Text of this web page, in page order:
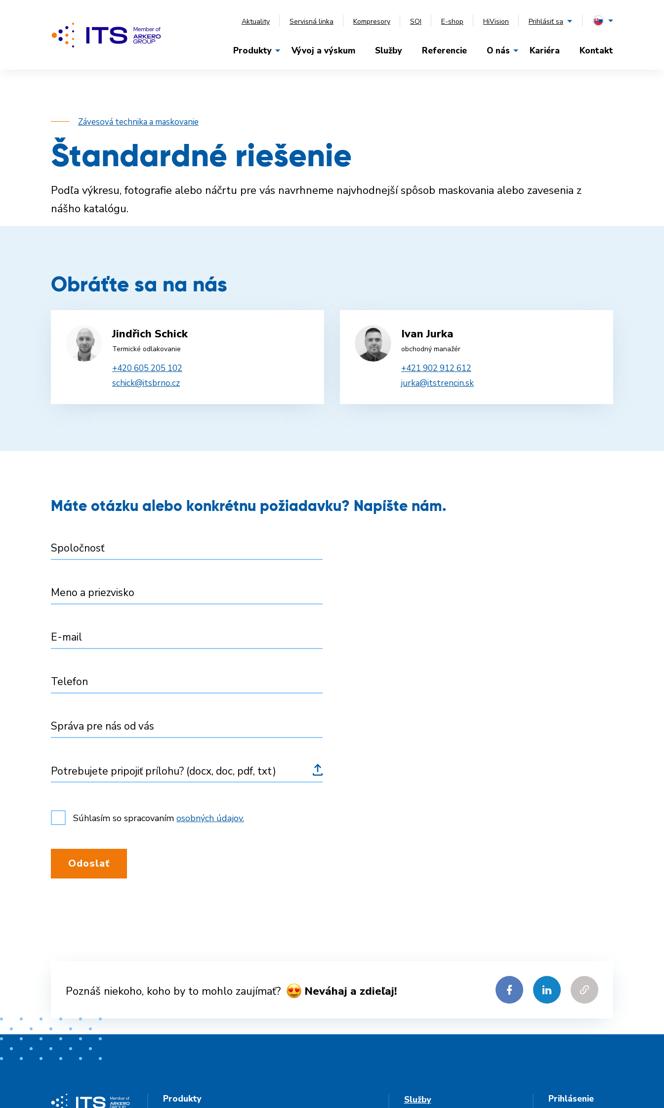
Aktuality Servisná linka Kompresory SQI E-shop HiVision Prihlásiť sa
Produkty Vývoj a výskum Služby Referencie O nás Kariéra Kontakt
Závesová technika a maskovanie
Štandardné riešenie
Podľa výkresu, fotografie alebo náčrtu pre vás navrhneme najvhodnejší spôsob maskovania alebo zavesenia z
nášho katalógu.
Obráťte sa na nás
Jindřich Schick
Termické odlakovanie
+420 605 205 102
schick@itsbrno.cz
Ivan Jurka
obchodný manažér
+421 902 912 612
jurka@itstrencin.sk
Máte otázku alebo konkrétnu požiadavku? Napíšte nám.
Spoločnosť
Meno a priezvisko
E-mail
Telefon
Správa pre nás od vás
Potrebujete pripojiť prílohu? (docx, doc, pdf, txt)
Súhlasím so spracovaním osobných údajov.
Odoslať
Poznáš niekoho, koho by to mohlo zaujímať? Neváhaj a zdieľaj!
Produkty Služby Prihlásenie